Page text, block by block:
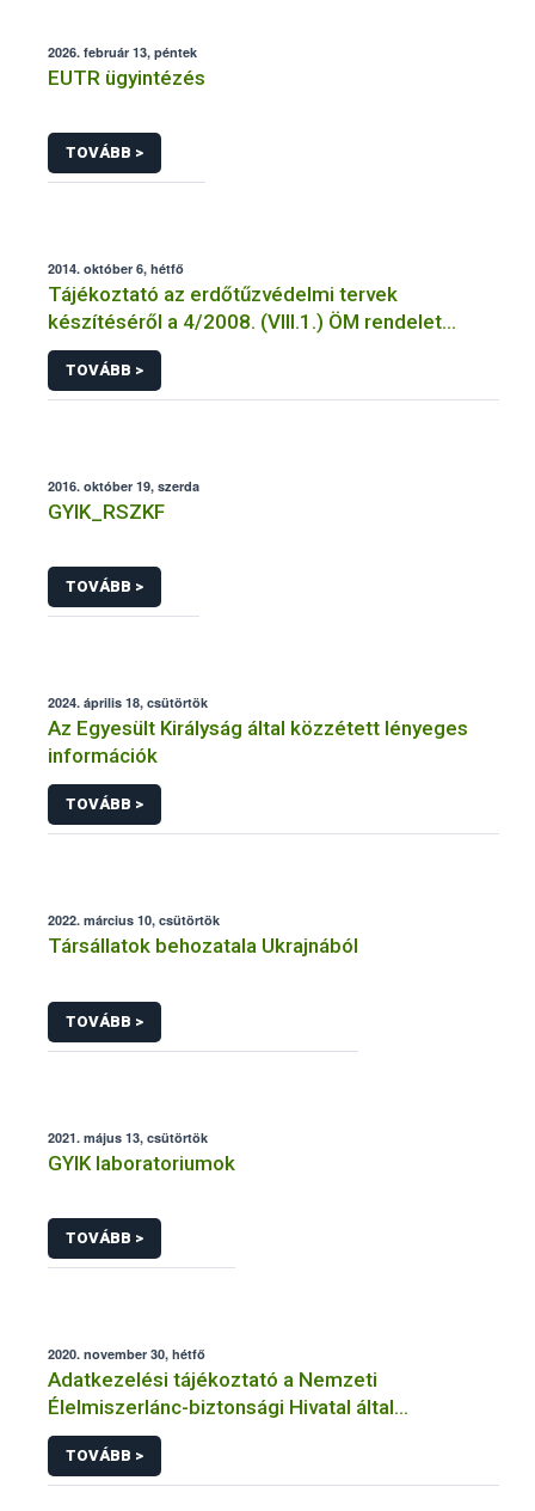
2026. február 13, péntek
EUTR ügyintézés
TOVÁBB >
2014. október 6, hétfő
Tájékoztató az erdőtűzvédelmi tervek
készítéséről a 4/2008. (VIII.1.) ÖM rendelet
előírásai alapján
TOVÁBB >
2016. október 19, szerda
GYIK_RSZKF
TOVÁBB >
2024. április 18, csütörtök
Az Egyesült Királyság által közzétett lényeges
információk
TOVÁBB >
2022. március 10, csütörtök
Társállatok behozatala Ukrajnából
TOVÁBB >
2021. május 13, csütörtök
GYIK laboratoriumok
TOVÁBB >
2020. november 30, hétfő
Adatkezelési tájékoztató a Nemzeti
Élelmiszerlánc-biztonsági Hivatal által
üzemeltetett élelmiszerlánc-felügyeleti
információs rendszerhez (FELIR) kapcsolódó
adatkezeléséhez
TOVÁBB >